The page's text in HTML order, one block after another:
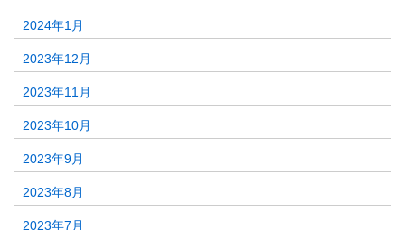
2024年1月
2023年12月
2023年11月
2023年10月
2023年9月
2023年8月
2023年7月